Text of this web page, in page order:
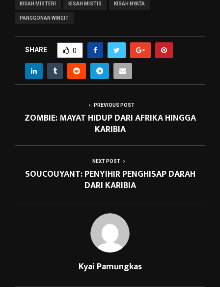
KISAH MISTERI KISAH MISTIS KISAH NYATA
PANGGONAN WINGIT
SHARE 0
PREVIOUS POST
ZOMBIE: MAYAT HIDUP DARI AFRIKA HINGGA
KARIBIA
NEXT POST
SOUCOUYANT: PENYIHIR PENGHISAP DARAH
DARI KARIBIA
Kyai Pamungkas